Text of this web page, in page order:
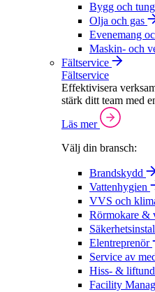
Bygg och
Olja och gas
Evenemang
Maskin- och
Fältservice
Fältservice
Effektivisera
stärk ditt team med
Läs mer
Välj din bransch:
Brandskydd
Vattenhygien
VVS och
Rörmokare &
Elentreprenör
Service av
Hiss- &
Facility